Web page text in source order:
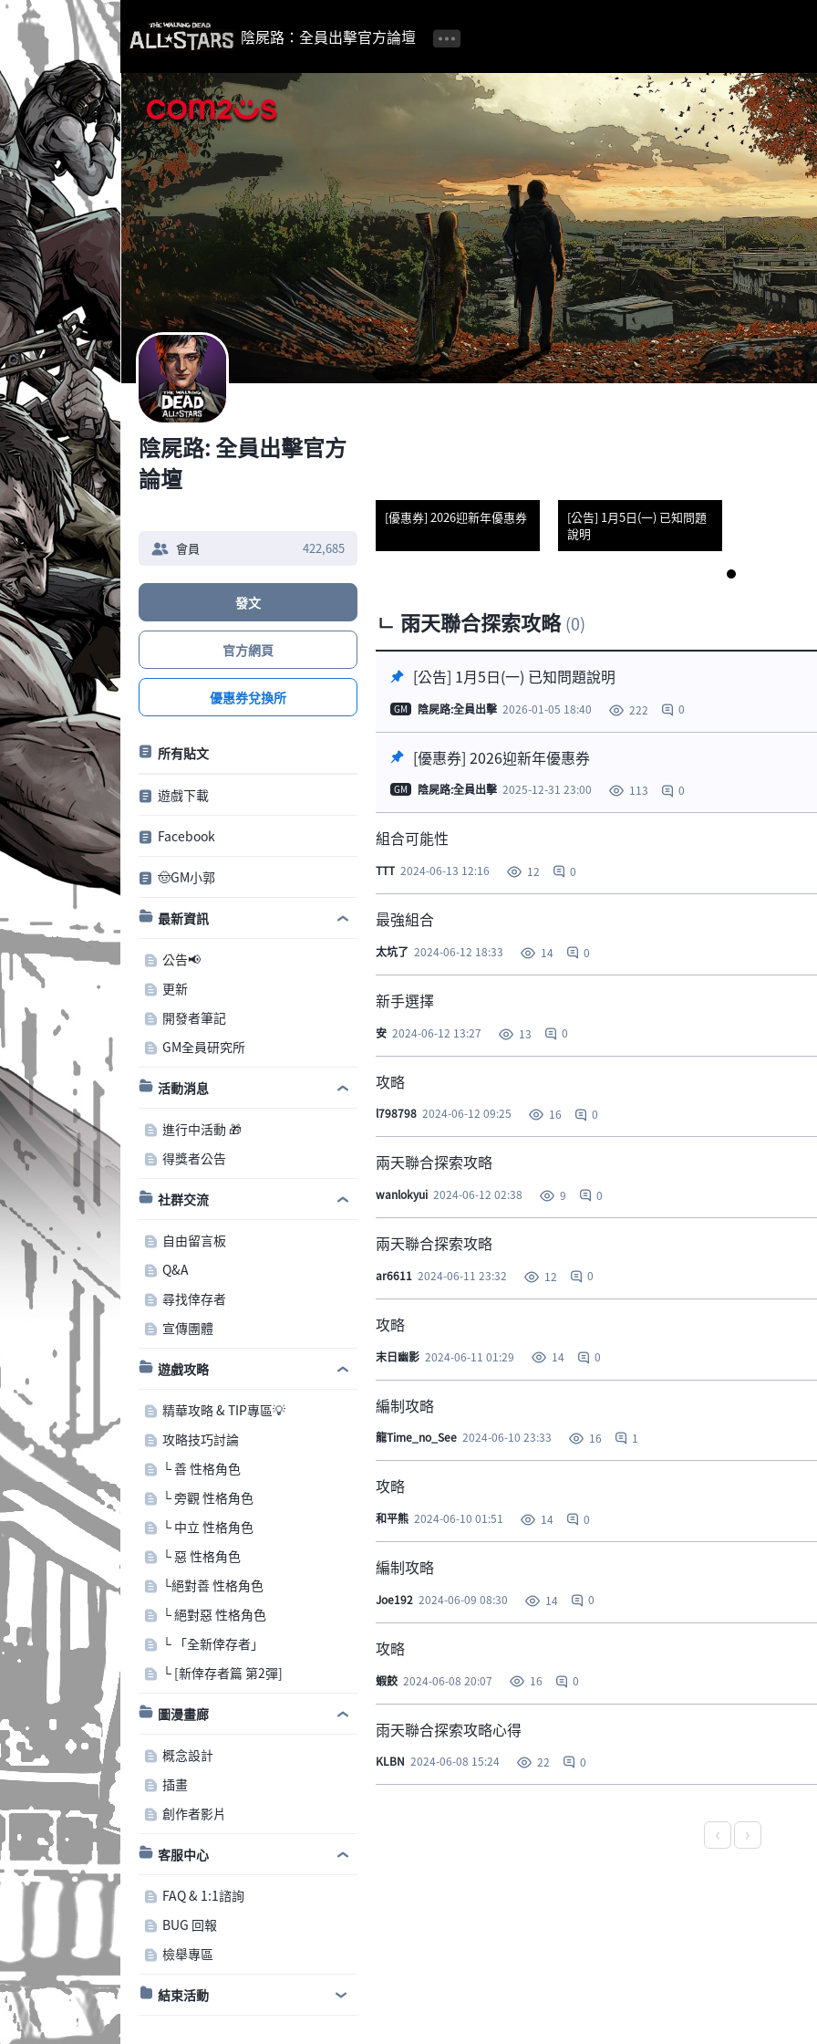
o
C
o
n
t
e
n
t
陰屍路：全員出擊官方論壇
公告📢 進行中活動 🎁 自由留言板 精華攻略 & TIP專區
陰屍路: 全員出擊官方
論壇
會員 422,685
發文
官方網頁
優惠券兌換所
所有貼文
遊戲下載
Facebook
🤠GM小郭
最新資訊
公告📢
更新
開發者筆記
GM全員研究所
活動消息
進行中活動 🎁
得獎者公告
社群交流
自由留言板
Q&A
尋找倖存者
宣傳團體
遊戲攻略
精華攻略 & TIP專區💡
攻略技巧討論
└ 善 性格角色
└ 旁觀 性格角色
└ 中立 性格角色
└ 惡 性格角色
└絕對善 性格角色
└ 絕對惡 性格角色
└ 「全新倖存者」
└ [新倖存者篇 第2彈]
圖漫畫廊
概念設計
插畫
創作者影片
客服中心
FAQ & 1:1諮詢
BUG 回報
檢舉專區
結束活動
[優惠券] 2026迎新年優惠券
[公告] 1月5日(一) 已知問題
說明
ㄴ 雨天聯合探索攻略(0)
[公告] 1月5日(一) 已知問題說明
GM 陰屍路:全員出擊 2026-01-05 18:40 222 0
[優惠券] 2026迎新年優惠券
GM 陰屍路:全員出擊 2025-12-31 23:00 113 0
組合可能性
TTT 2024-06-13 12:16 12 0
最強組合
太坑了 2024-06-12 18:33 14 0
新手選擇
安 2024-06-12 13:27 13 0
攻略
l798798 2024-06-12 09:25 16 0
兩天聯合探索攻略
wanlokyui 2024-06-12 02:38 9 0
兩天聯合探索攻略
ar6611 2024-06-11 23:32 12 0
攻略
末日幽影 2024-06-11 01:29 14 0
編制攻略
龍Time_no_See 2024-06-10 23:33 16 1
攻略
和平熊 2024-06-10 01:51 14 0
編制攻略
Joe192 2024-06-09 08:30 14 0
攻略
蝦餃 2024-06-08 20:07 16 0
雨天聯合探索攻略心得
KLBN 2024-06-08 15:24 22 0